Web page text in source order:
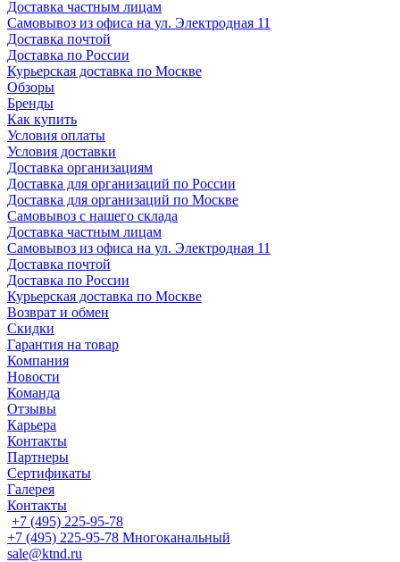
Доставка частным лицам
Самовывоз из офиса на ул. Электродная 11
Доставка почтой
Доставка по России
Курьерская доставка по Москве
Обзоры
Бренды
Как купить
Условия оплаты
Условия доставки
Доставка организациям
Доставка для организаций по России
Доставка для организаций по Москве
Самовывоз с нашего склада
Доставка частным лицам
Самовывоз из офиса на ул. Электродная 11
Доставка почтой
Доставка по России
Курьерская доставка по Москве
Возврат и обмен
Скидки
Гарантия на товар
Компания
Новости
Команда
Отзывы
Карьера
Контакты
Партнеры
Сертификаты
Галерея
Контакты
+7 (495) 225-95-78
+7 (495) 225-95-78 Многоканальный
sale@ktnd.ru